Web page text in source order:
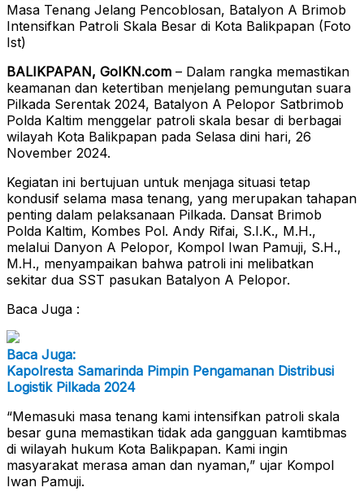
Masa Tenang Jelang Pencoblosan, Batalyon A Brimob
Intensifkan Patroli Skala Besar di Kota Balikpapan (Foto
Ist)
BALIKPAPAN, GoIKN.com – Dalam rangka memastikan
keamanan dan ketertiban menjelang pemungutan suara
Pilkada Serentak 2024, Batalyon A Pelopor Satbrimob
Polda Kaltim menggelar patroli skala besar di berbagai
wilayah Kota Balikpapan pada Selasa dini hari, 26
November 2024.
Kegiatan ini bertujuan untuk menjaga situasi tetap
kondusif selama masa tenang, yang merupakan tahapan
penting dalam pelaksanaan Pilkada. Dansat Brimob
Polda Kaltim, Kombes Pol. Andy Rifai, S.I.K., M.H.,
melalui Danyon A Pelopor, Kompol Iwan Pamuji, S.H.,
M.H., menyampaikan bahwa patroli ini melibatkan
sekitar dua SST pasukan Batalyon A Pelopor.
Baca Juga :
Baca Juga:
Kapolresta Samarinda Pimpin Pengamanan Distribusi
Logistik Pilkada 2024
“Memasuki masa tenang kami intensifkan patroli skala
besar guna memastikan tidak ada gangguan kamtibmas
di wilayah hukum Kota Balikpapan. Kami ingin
masyarakat merasa aman dan nyaman,” ujar Kompol
Iwan Pamuji.